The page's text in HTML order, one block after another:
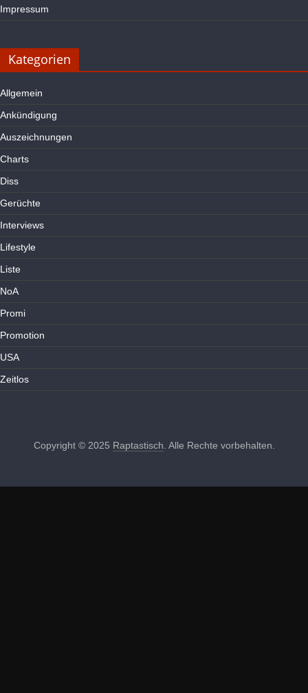
Impressum
Kategorien
Allgemein
Ankündigung
Auszeichnungen
Charts
Diss
Gerüchte
Interviews
Lifestyle
Liste
NoA
Promi
Promotion
USA
Zeitlos
Copyright © 2025 Raptastisch . Alle Rechte vorbehalten.